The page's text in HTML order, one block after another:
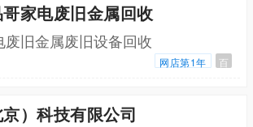
家电废旧金属回收
旧金属废旧设备回收
网店第1年 百
）科技有限公司